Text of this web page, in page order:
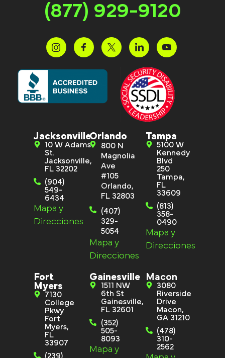
(877) 929-9120
Jacksonville
10 W Adams
St.
Jacksonville,
FL 32202
(904)
549-
6434
Mapa y
Direcciones
Orlando
800 N
Magnolia
Ave
#105
Orlando,
FL 32803
(407)
329-
5054
Mapa y
Direcciones
Tampa
5100 W
Kennedy
Blvd
250
Tampa,
FL
33609
(813)
358-
0490
Mapa y
Direcciones
Fort
Myers
7130
College
Pkwy
Fort
Myers,
FL
33907
(239)
Gainesville
1511 NW
6th St
Gainesville,
FL 32601
(352)
505-
8093
Mapa y
Macon
3080
Riverside
Drive
Macon,
GA 31210
(478)
310-
2562